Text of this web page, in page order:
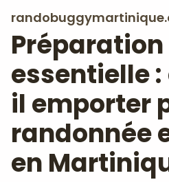
Préparation
essentielle
il emporter
randonnée
en